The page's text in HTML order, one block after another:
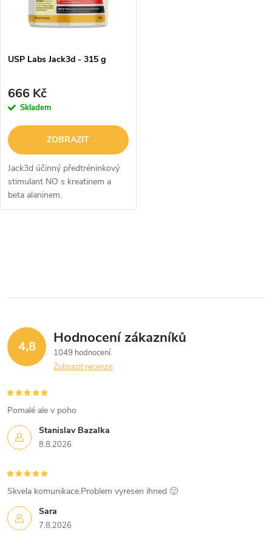
p
r
o
d
u
s
p
r
o
d
u
ů
USP Labs Jack3d - 315 g
666 Kč
Skladem
ZOBRAZIT
Jack3d účinný předtréninkový
stimulant NO s kreatinem a
beta alaninem.
l
d
a
c
í
p
r
v
k
y
4,8 Hodnocení zákazníků
1049 hodnocení
Zobrazit recenze
Stanislav Bazalka
8.8.2026
Pomalé ale v poho
Sara
7.8.2026
Skvela komunikace.Problem vyresen ihned 🙂